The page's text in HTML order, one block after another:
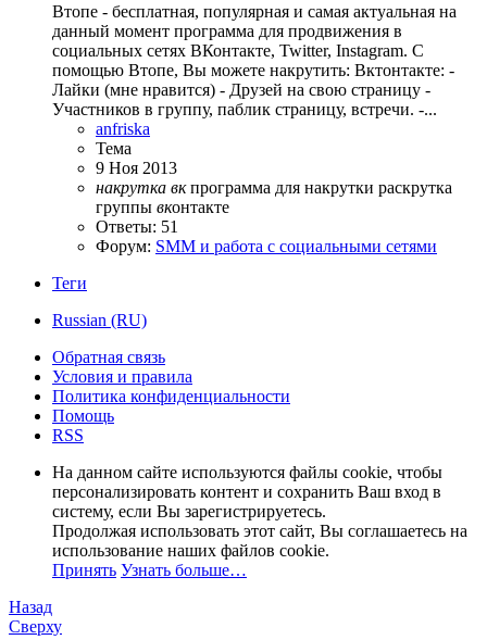
Втопе - бесплатная, популярная и самая актуальная на
данный момент программа для продвижения в
социальных сетях ВКонтакте, Twitter, Instagram. С
помощью Втопе, Вы можете накрутить: Вктонтакте: -
Лайки (мне нравится) - Друзей на свою страницу -
Участников в группу, паблик страницу, встречи. -...
anfriska
Тема
9 Ноя 2013
накрутка вк программа для накрутки раскрутка
группы вконтакте
Ответы: 51
Форум: SMM и работа с социальными сетями
Теги
Russian (RU)
Обратная связь
Условия и правила
Политика конфиденциальности
Помощь
RSS
На данном сайте используются файлы cookie, чтобы
персонализировать контент и сохранить Ваш вход в
систему, если Вы зарегистрируетесь.
Продолжая использовать этот сайт, Вы соглашаетесь на
использование наших файлов cookie.
Принять Узнать больше…
Назад
Сверху